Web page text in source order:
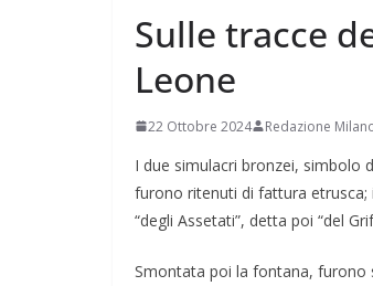
Sulle tracce
Leone
22 Ottobre 2024 Redazione
I due simulacri bronzei, simbolo
furono ritenuti di fattura etrusca;
“degli Assetati”, detta poi “del
Smontata poi la fontana, furono